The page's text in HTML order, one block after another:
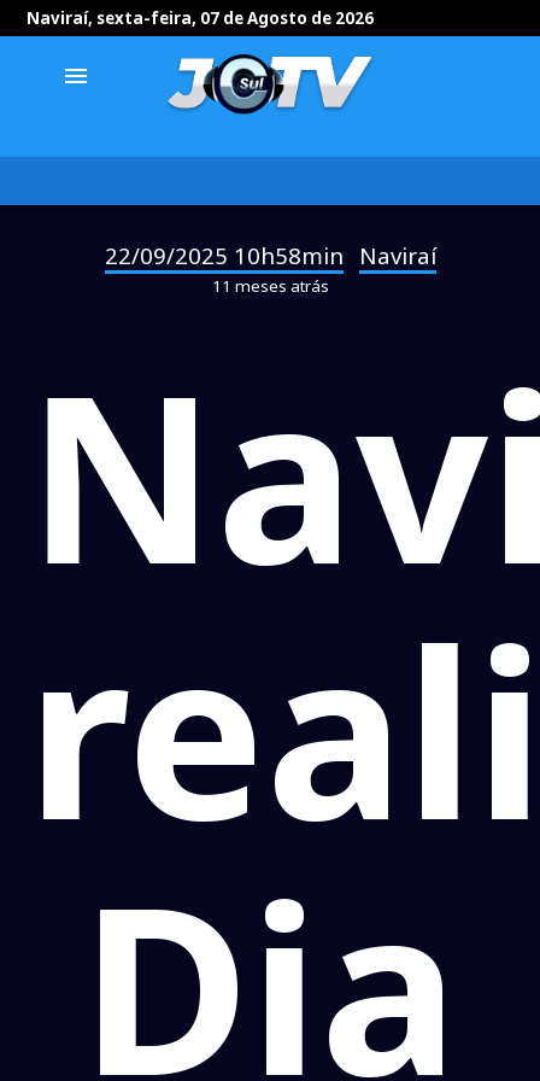
Naviraí, sexta-feira, 07 de Agosto de 2026
menu
22/09/2025 10h58min Naviraí
11 meses atrás
Dia